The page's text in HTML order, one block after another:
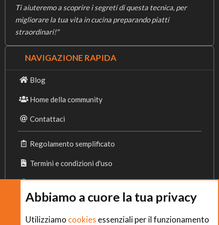
Ti aiuteremo a scoprire i segreti di questa tecnica, per
migliorare la tua vita in cucina preparando piatti
straordinari!"
NAVIGAZIONE RAPIDA
Blog
Home della community
Contattaci
Regolamento semplificato
Termini e condizioni d'uso
Privacy Policy
Cookies
Abbiamo a cuore la tua privacy
Utilizziamo cookies essenziali per il funzionamento